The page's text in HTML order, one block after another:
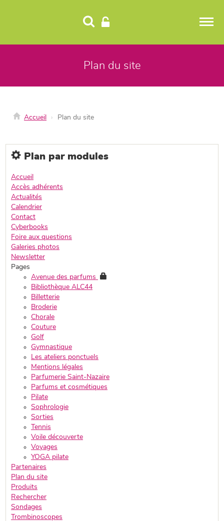
Plan du site
Accueil Plan du site
Plan par modules
Accueil
Accès adhérents
Actualités
Calendrier
Contact
Cyberbooks
Foire aux questions
Galeries photos
Newsletter
Pages
Avenue des parfums
Bibliothèque ALC44
Billetterie
Broderie
Chorale
Couture
Golf
Gymnastique
Les ateliers ponctuels
Mentions légales
Parfumerie Saint-Nazaire
Parfums et cosmétiques
Pilate
Sophrologie
Sorties
Tennis
Voile découverte
Voyages
YOGA pilate
Partenaires
Plan du site
Produits
Rechercher
Sondages
Trombinoscopes